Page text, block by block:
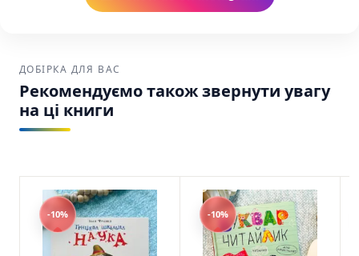
ДОБІРКА ДЛЯ ВАС
Рекомендуємо також звернути увагу
на ці книги
-10% -10%